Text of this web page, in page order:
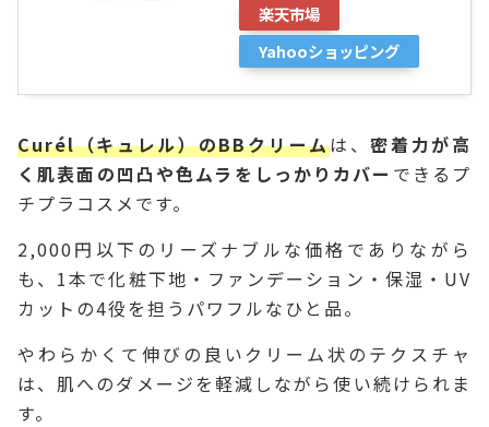
楽天市場
Yahooショッピング
Curél（キュレル）のBBクリームは、密着力が高
く肌表面の凹凸や色ムラをしっかりカバー できるプ
チプラコスメです。
2,000円以下のリーズナブルな価格でありながら
も、1本で化粧下地・ファンデーション・保湿・UV
カットの4役を担うパワフルなひと品。
やわらかくて伸びの良いクリーム状のテクスチャ
は、肌へのダメージを軽減しながら使い続けられま
す。